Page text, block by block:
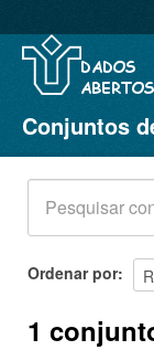
Conjuntos de
Organizações
Grupos
Sobre
Conjuntos
Ordenar por
1